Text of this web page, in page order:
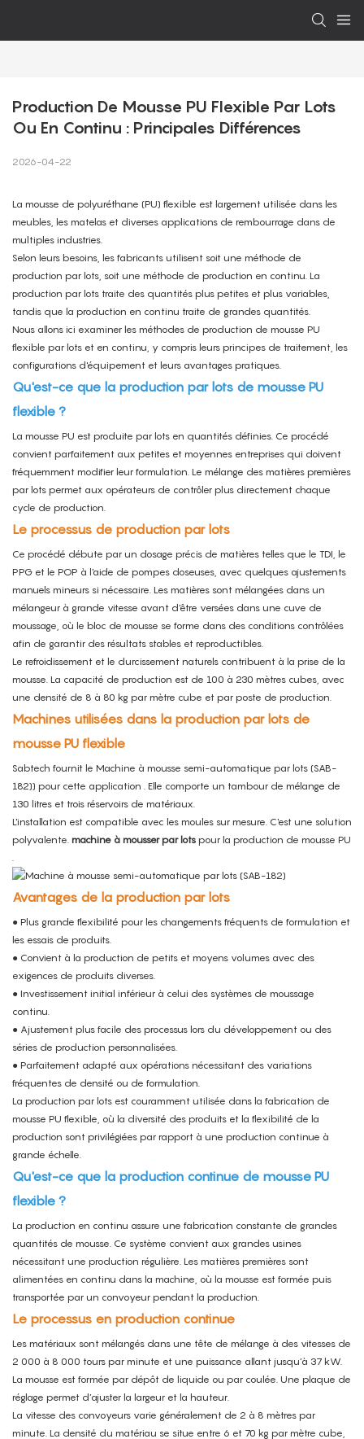
Production De Mousse PU Flexible Par Lots
Ou En Continu : Principales Différences
2026-04-22
La mousse de polyuréthane (PU) flexible est largement utilisée dans les
meubles, les matelas et diverses applications de rembourrage dans de
multiples industries.
Selon leurs besoins, les fabricants utilisent soit une méthode de
production par lots, soit une méthode de production en continu. La
production par lots traite des quantités plus petites et plus variables,
tandis que la production en continu traite de grandes quantités.
Nous allons ici examiner les méthodes de production de mousse PU
flexible par lots et en continu, y compris leurs principes de traitement, les
configurations d'équipement et leurs avantages pratiques.
Qu'est-ce que la production par lots de mousse PU
flexible ?
La mousse PU est produite par lots en quantités définies. Ce procédé
convient parfaitement aux petites et moyennes entreprises qui doivent
fréquemment modifier leur formulation. Le mélange des matières premières
par lots permet aux opérateurs de contrôler plus directement chaque
cycle de production.
Le processus de production par lots
Ce procédé débute par un dosage précis de matières telles que le TDI, le
PPG et le POP à l'aide de pompes doseuses, avec quelques ajustements
manuels mineurs si nécessaire. Les matières sont mélangées dans un
mélangeur à grande vitesse avant d'être versées dans une cuve de
moussage, où le bloc de mousse se forme dans des conditions contrôlées
afin de garantir des résultats stables et reproductibles.
Le refroidissement et le durcissement naturels contribuent à la prise de la
mousse. La capacité de production est de 100 à 230 mètres cubes, avec
une densité de 8 à 80 kg par mètre cube et par poste de production.
Machines utilisées dans la production par lots de
mousse PU flexible
Sabtech fournit le Machine à mousse semi-automatique par lots (SAB-
182)) pour cette application . Elle comporte un tambour de mélange de
130 litres et trois réservoirs de matériaux.
L'installation est compatible avec les moules sur mesure. C'est une solution
polyvalente. machine à mousser par lots pour la production de mousse PU
.
Avantages de la production par lots
● Plus grande flexibilité pour les changements fréquents de formulation et
les essais de produits.
● Convient à la production de petits et moyens volumes avec des
exigences de produits diverses.
● Investissement initial inférieur à celui des systèmes de moussage
continu.
● Ajustement plus facile des processus lors du développement ou des
séries de production personnalisées.
● Parfaitement adapté aux opérations nécessitant des variations
fréquentes de densité ou de formulation.
La production par lots est couramment utilisée dans la fabrication de
mousse PU flexible, où la diversité des produits et la flexibilité de la
production sont privilégiées par rapport à une production continue à
grande échelle.
Qu'est-ce que la production continue de mousse PU
flexible ?
La production en continu assure une fabrication constante de grandes
quantités de mousse. Ce système convient aux grandes usines
nécessitant une production régulière. Les matières premières sont
alimentées en continu dans la machine, où la mousse est formée puis
transportée par un convoyeur pendant la production.
Le processus en production continue
Les matériaux sont mélangés dans une tête de mélange à des vitesses de
2 000 à 8 000 tours par minute et une puissance allant jusqu’à 37 kW.
La mousse est formée par dépôt de liquide ou par coulée. Une plaque de
réglage permet d’ajuster la largeur et la hauteur.
La vitesse des convoyeurs varie généralement de 2 à 8 mètres par
minute. La densité du matériau se situe entre 6 et 70 kg par mètre cube,